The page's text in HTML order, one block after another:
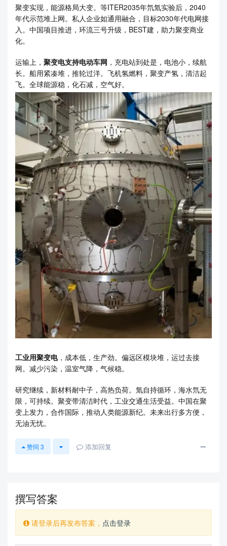
聚变实现，能源格局大变。等ITER2035年氘氚实验后，2040
年代示范堆上网。私人企业如通用融合，目标2030年代电网接
入。中国项目推进，环流三号升级，BEST建，助力聚变商业
化。
运输上， 聚变电支持电动车网 ，充电站到处是，电池小，续航
长。船用紧凑堆，推轮过洋。飞机氢燃料，聚变产氢，清洁起
飞。全球能源稳，化石减，空气好。
工业用聚变电，成本低，生产劲。偏远区模块堆，运过去接
网。减少污染，温室气降，气候稳。
研究继续，新材料耐中子，高热负荷。氚自持循环，海水氘无
限，可持续。聚变带清洁时代，工业交通生活受益。中国在聚
变上发力，合作国际，推动人类能源新纪。未来出行多方便，
无油无忧。
赞同 3 添加回复
撰写答案
请登录后再发布答案， 点击登录